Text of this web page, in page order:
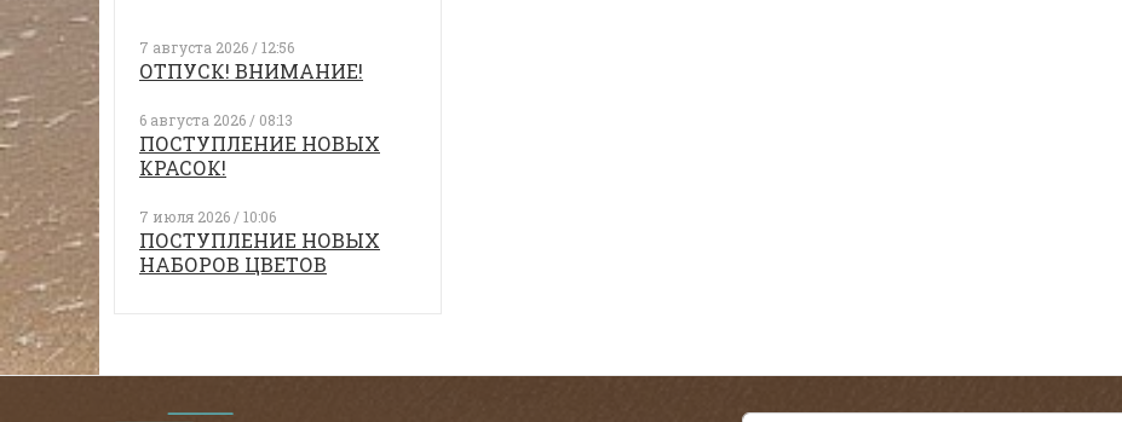
7 августа 2026 / 12:56
ОТПУСК! ВНИМАНИЕ!
6 августа 2026 / 08:13
ПОСТУПЛЕНИЕ НОВЫХ
КРАСОК!
7 июля 2026 / 10:06
ПОСТУПЛЕНИЕ НОВЫХ
НАБОРОВ ЦВЕТОВ